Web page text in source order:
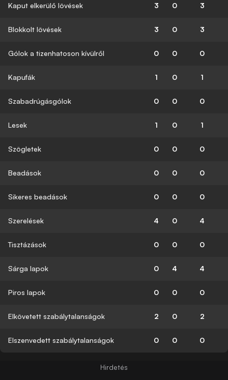
Kaput elkerülő lövések 3 0 3
Blokkolt lövések 3 0 3
Gólok a tizenhatoson kívülről 0 0 0
Kapufák 1 0 1
Szabadrúgásgólok 0 0 0
Lesek 1 0 1
Szögletek 0 0 0
Beadások 0 0 0
Sikeres beadások 0 0 0
Szerelések 4 0 4
Tisztázások 0 0 0
Sárga lapok 0 4 4
Piros lapok 0 0 0
Elkövetett szabálytalanságok 2 0 2
Elszenvedett szabálytalanságok 0 0 0